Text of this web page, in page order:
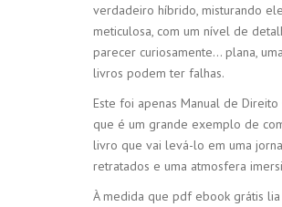
verdadeiro híbrido, misturando
meticulosa, com um nível de
parecer curiosamente… plana,
livros podem ter falhas.
Este foi apenas Manual de
que é um grande exemplo de
livro que vai levá-lo em uma
retratados e uma atmosfera
À medida que pdf ebook grátis